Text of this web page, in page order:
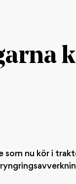
som nu kör i